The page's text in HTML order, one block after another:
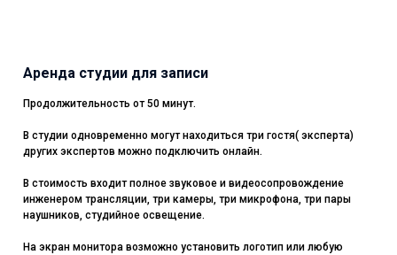
Аренда студии для записи
Продолжительность от 50 минут.
В студии одновременно могут находиться три гостя( эксперта)
других экспертов можно подключить онлайн.
В стоимость входит полное звуковое и видеосопровождение
инженером трансляции, три камеры, три микрофона, три пары
наушников, студийное освещение.
На экран монитора возможно установить логотип или любую